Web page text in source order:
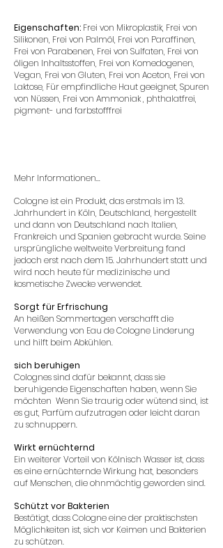
Eigenschaften: Frei von Mikroplastik, Frei von
Silikonen, Frei von Palmöl, Frei von Paraffinen,
Frei von Parabenen, Frei von Sulfaten, Frei von
öligen Inhaltsstoffen, Frei von Komedogenen,
Vegan, Frei von Gluten, Frei von Aceton, Frei von
Laktose, Für empfindliche Haut geeignet, Spuren
von Nüssen, Frei von Ammoniak , phthalatfrei,
pigment- und farbstofffrei
Mehr Informationen...
Cologne ist ein Produkt, das erstmals im 13.
Jahrhundert in Köln, Deutschland, hergestellt
und dann von Deutschland nach Italien,
Frankreich und Spanien gebracht wurde. Seine
ursprüngliche weltweite Verbreitung fand
jedoch erst nach dem 15. Jahrhundert statt und
wird noch heute für medizinische und
kosmetische Zwecke verwendet.
Sorgt für Erfrischung
An heißen Sommertagen verschafft die
Verwendung von Eau de Cologne Linderung
und hilft beim Abkühlen.
sich beruhigen
Colognes sind dafür bekannt, dass sie
beruhigende Eigenschaften haben, wenn Sie
möchten Wenn Sie traurig oder wütend sind, ist
es gut, Parfüm aufzutragen oder leicht daran
zu schnuppern.
Wirkt ernüchternd
Ein weiterer Vorteil von Kölnisch Wasser ist, dass
es eine ernüchternde Wirkung hat, besonders
auf Menschen, die ohnmächtig geworden sind.
Schützt vor Bakterien
Bestätigt, dass Cologne eine der praktischsten
Möglichkeiten ist, sich vor Keimen und Bakterien
zu schützen.